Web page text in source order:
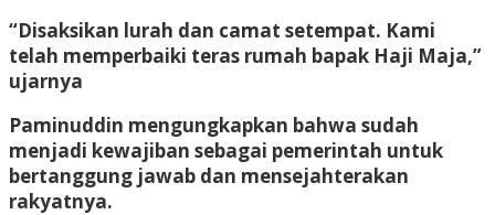
“Disaksikan lurah dan camat setempat. Kami
telah memperbaiki teras rumah bapak Haji Maja,”
ujarnya
Paminuddin mengungkapkan bahwa sudah
menjadi kewajiban sebagai pemerintah untuk
bertanggung jawab dan mensejahterakan
rakyatnya.